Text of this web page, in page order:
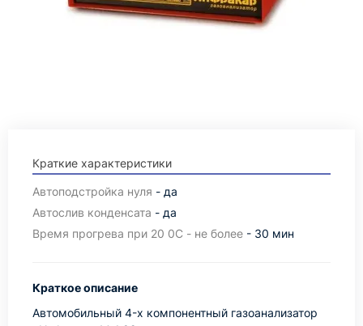
Краткие характеристики
Автоподстройка нуля - да
Автослив конденсата - да
Время прогрева при 20 0С - не более - 30 мин
Краткое описание
Автомобильный 4-х компонентный газоанализатор